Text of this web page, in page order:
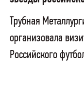
Трубная
организовала
Российского